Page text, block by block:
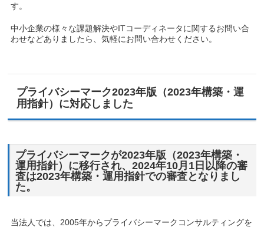
す。
中小企業の様々な課題解決やITコーディネータに関するお問い合
わせなどありましたら、気軽にお問い合わせください。
プライバシーマーク2023年版（2023年構築・運
用指針）に対応しました
プライバシーマークが2023年版（2023年構築・
運用指針）に移行され、2024年10月1日以降の審
査は2023年構築・運用指針での審査となりまし
た。
当法人では、2005年からプライバシーマークコンサルティングを